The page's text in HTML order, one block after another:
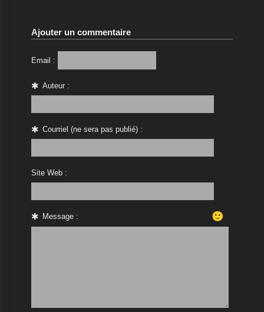
Ajouter un commentaire
Email :
Auteur :
Courriel (ne sera pas publié) :
Site Web :
Message : 🙂